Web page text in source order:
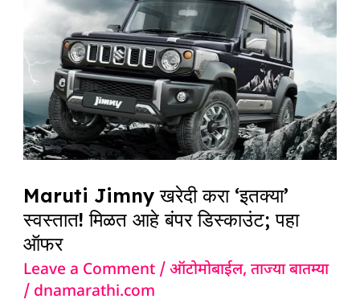
Maruti Jimny खरेदी करा ‘इतक्या’
स्वस्तात! मिळत आहे बंपर डिस्काउंट; पहा
ऑफर
Leave a Comment /ऑटोमोबाईल,ताज्या बातम्या
/ dnamarathi.com
Jimny
खरेदी
करा
‘इतक्या’
स्वस्तात!
मिळत
बंपर
डिस्काउंट;
पहा
ऑफर